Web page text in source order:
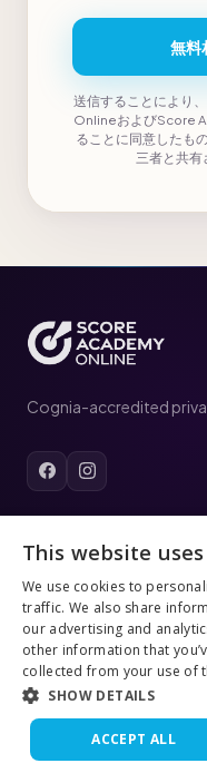
無料
送信することにより
OnlineおよびScore
ることに同意したも
三者と共有
Cognia-accredited
Elementary School (K–5)
Middle School (6–8)
High School (9–12)
Tuition
Summer School
College Outcomes
This website
We use cookies to
traffic. We also share
our advertising and
other information that
collected from your use of
SHOW DETAILS
ACCEPT ALL